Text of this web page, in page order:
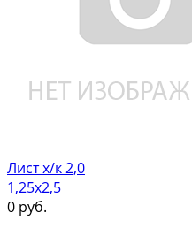
Лист х/к 2,0
1,25х2,5
0 руб.